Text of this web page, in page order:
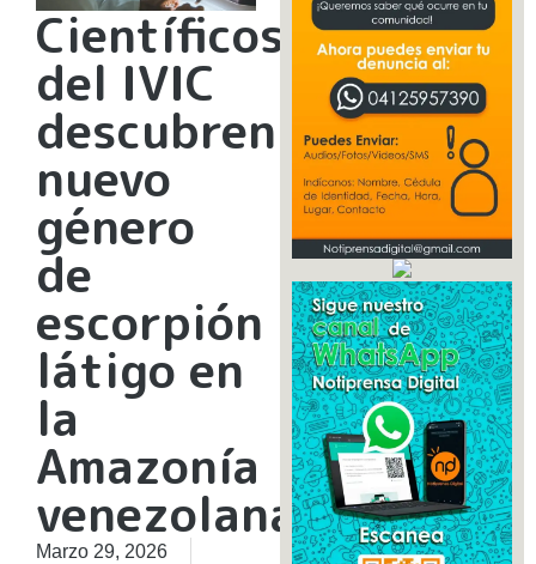
Científicos
del IVIC
descubren
nuevo
género
de
escorpión
látigo en
la
Amazonía
venezolana
Marzo 29, 2026